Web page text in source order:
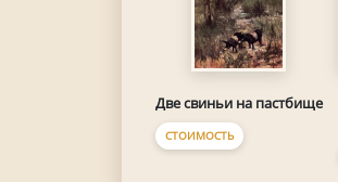
Две свиньи на пастбище
СТОИМОСТЬ